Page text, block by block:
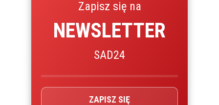
Zapisz się na
NEWSLETTER
SAD24
ZAPISZ SIĘ